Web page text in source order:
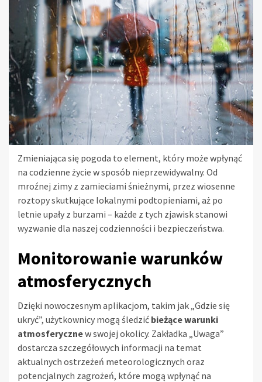
Zmieniająca się pogoda to element, który może wpłynąć
na codzienne życie w sposób nieprzewidywalny. Od
mroźnej zimy z zamieciami śnieżnymi, przez wiosenne
roztopy skutkujące lokalnymi podtopieniami, aż po
letnie upały z burzami – każde z tych zjawisk stanowi
wyzwanie dla naszej codzienności i bezpieczeństwa.
Monitorowanie warunków
atmosferycznych
Dzięki nowoczesnym aplikacjom, takim jak „Gdzie się
ukryć”, użytkownicy mogą śledzić bieżące warunki
atmosferycznew swojej okolicy. Zakładka „Uwaga”
dostarcza szczegółowych informacji na temat
aktualnych ostrzeżeń meteorologicznych oraz
potencjalnych zagrożeń, które mogą wpłynąć na